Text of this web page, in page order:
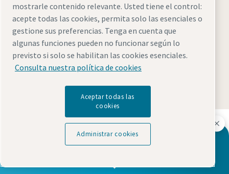
Indíquenos si le falta alguna información
Avisos legales y de privacidadAdministrar cookies
Accesibilidad
Mapa del sitio
© 2026 Atlas Copco
Descubre cómo Atlas Copco Group impulsa la
tecnología que transforma el futuro.
Visita la web de Atlas Copco Group
mostrarle contenido relevante. Usted tiene el control:
acepte todas las cookies, permita solo las esenciales o
gestione sus preferencias. Tenga en cuenta que
algunas funciones pueden no funcionar según lo
previsto si solo se habilitan las cookies esenciales.
Consulta nuestra política de cookies
Aceptar todas las
cookies
Administrar cookies